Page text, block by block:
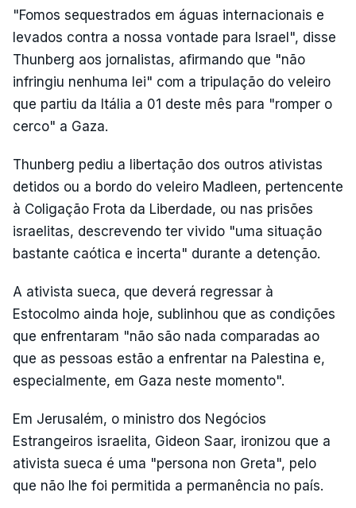
"Fomos sequestrados em águas internacionais e
levados contra a nossa vontade para Israel", disse
Thunberg aos jornalistas, afirmando que "não
infringiu nenhuma lei" com a tripulação do veleiro
que partiu da Itália a 01 deste mês para "romper o
cerco" a Gaza.
Thunberg pediu a libertação dos outros ativistas
detidos ou a bordo do veleiro Madleen, pertencente
à Coligação Frota da Liberdade, ou nas prisões
israelitas, descrevendo ter vivido "uma situação
bastante caótica e incerta" durante a detenção.
A ativista sueca, que deverá regressar à
Estocolmo ainda hoje, sublinhou que as condições
que enfrentaram "não são nada comparadas ao
que as pessoas estão a enfrentar na Palestina e,
especialmente, em Gaza neste momento".
Em Jerusalém, o ministro dos Negócios
Estrangeiros israelita, Gideon Saar, ironizou que a
ativista sueca é uma "persona non Greta", pelo
que não lhe foi permitida a permanência no país.